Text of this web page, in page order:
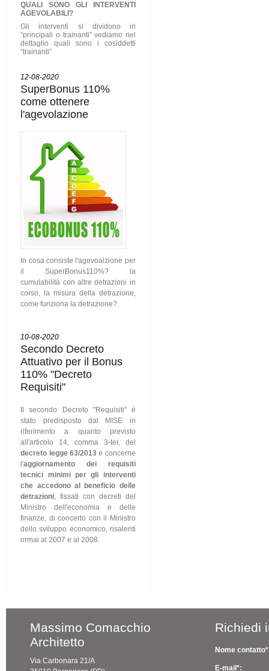
QUALI SONO GLI
INTERVENTI
AGEVOLABILI?
Gli interventi si dividono in
“principali o trainanti” vediamo nel
dettaglio quali sono i cosiddetti
“trainanti”
12-08-2020
SuperBonus 110%
come ottenere
l'agevolazione
In cosa consiste l'agevoalzione per
il SuperBonus110%? la
cumulabilità con altre detrazioni in
corso, la misura della detrazione,
come funziona la detrazione?
10-08-2020
Secondo Decreto
Attuativo per il Bonus
110% "Decreto
Requisiti"
Il secondo Decreto "Requisiti" è
stato predisposto dal MISE in
riferimento a quanto previsto
all'articolo 14, comma 3-ter, del
decreto legge 63/2013 e concerne
l'aggiornamento dei requisiti
tecnici minimi per gli interventi
che accedono al beneficio delle
detrazioni , fissati con decreti del
Ministro dell'economia e delle
finanze, di concerto con il Ministro
dello sviluppo economico, risalenti
ormai al 2007 e al 2008.
Massimo Comacchio
Architetto
Via Carbonara 21/A
Richiedi
Nome
E-mail*: